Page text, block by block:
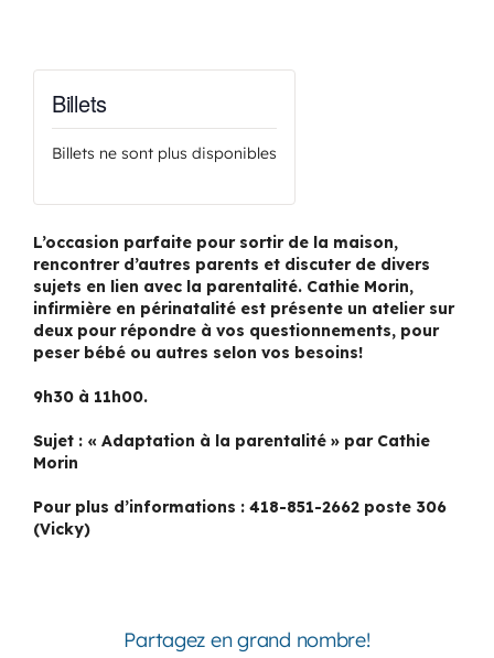
Billets
Billets ne sont plus disponibles
L’occasion parfaite pour sortir de la maison,
rencontrer d’autres parents et discuter de divers
sujets en lien avec la parentalité. Cathie Morin,
infirmière en périnatalité est présente un atelier sur
deux pour répondre à vos questionnements, pour
peser bébé ou autres selon vos besoins!
9h30 à 11h00.
Sujet : « Adaptation à la parentalité » par Cathie
Morin
Pour plus d’informations : 418-851-2662 poste 306
(Vicky)
Partagez en grand nombre!